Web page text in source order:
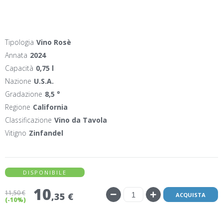
Tipologia Vino Rosè
Annata 2024
Capacità 0,75 l
Nazione U.S.A.
Gradazione 8,5 °
Regione California
Classificazione Vino da Tavola
Vitigno Zinfandel
DISPONIBILE
11,50 €
(-10%)
10,35 € ACQUISTA